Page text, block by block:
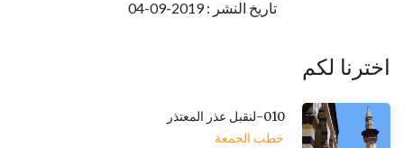
تاريخ النشر : 2019-09-04
تاريخ النشر : 2019-09-04
اخترنا لكم
010-لنقبل عذر المعتذر
خطب الجمعة